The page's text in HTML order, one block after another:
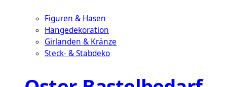
Figuren & Hasen
Hängedekoration
Girlanden & Kränze
Steck- & Stabdeko